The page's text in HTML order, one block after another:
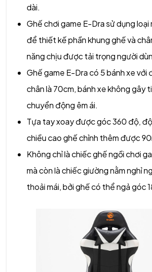
dài.
Ghế chơi game E-Dra sử dụng loại
để thiết kế phần khung ghế và
năng chịu được tải trọng người
Ghế game E-Dra có 5 bánh xe với
chân là 70cm, bánh xe không gây
chuyển động êm ái.
Tựa tay xoay được góc 360 độ,
chiều cao ghế chỉnh thêm được
Không chỉ là chiếc ghế ngồi chơi
mà còn là chiếc giường nằm nghỉ
thoải mái, bởi ghế có thể ngả góc